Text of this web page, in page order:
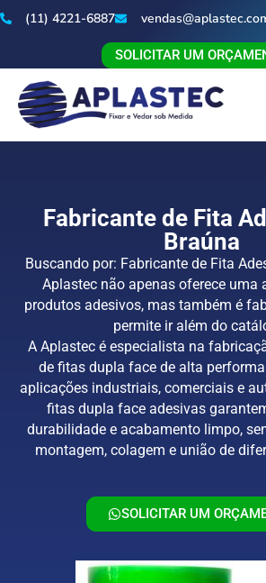
(11) 4221-6887
SOLICITAR UM
Fabricante de Fita
Braúna
Buscando por: Fabricante de Fita
Aplastec não apenas oferece uma
produtos adesivos, mas também é
permite ir além do
A Aplastec é especialista na
de fitas dupla face de alta
aplicações industriais, comerciais e
fitas dupla face adesivas
durabilidade e acabamento limpo,
montagem, colagem e união de
SOLICITAR UM